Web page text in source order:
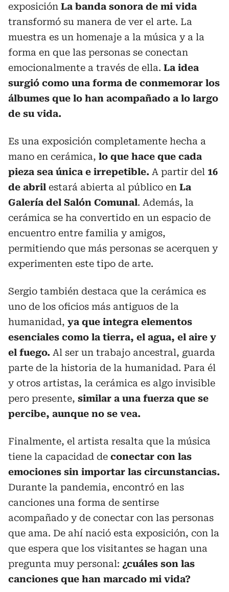
exposición La banda sonora de mi vida
transformó su manera de ver el arte. La
muestra es un homenaje a la música y a la
forma en que las personas se conectan
emocionalmente a través de ella. La idea
surgió como una forma de conmemorar los
álbumes que lo han acompañado a lo largo
de su vida.
Es una exposición completamente hecha a
mano en cerámica, lo que hace que cada
pieza sea única e irrepetible. A partir del 16
de abril estará abierta al público en La
Galería del Salón Comunal. Además, la
cerámica se ha convertido en un espacio de
encuentro entre familia y amigos,
permitiendo que más personas se acerquen y
experimenten este tipo de arte.
Sergio también destaca que la cerámica es
uno de los oficios más antiguos de la
humanidad, ya que integra elementos
esenciales como la tierra, el agua, el aire y
el fuego. Al ser un trabajo ancestral, guarda
parte de la historia de la humanidad. Para él
y otros artistas, la cerámica es algo invisible
pero presente, similar a una fuerza que se
percibe, aunque no se vea.
Finalmente, el artista resalta que la música
tiene la capacidad de conectar con las
emociones sin importar las circunstancias.
Durante la pandemia, encontró en las
canciones una forma de sentirse
acompañado y de conectar con las personas
que ama. De ahí nació esta exposición, con la
que espera que los visitantes se hagan una
pregunta muy personal: ¿cuáles son las
canciones que han marcado mi vida?